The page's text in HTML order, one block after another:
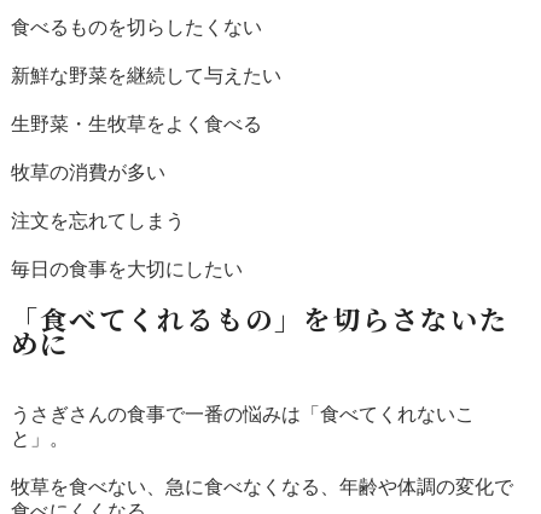
食べるものを切らしたくない
新鮮な野菜を継続して与えたい
生野菜・生牧草をよく食べる
牧草の消費が多い
注文を忘れてしまう
毎日の食事を大切にしたい
「食べてくれるもの」を切らさないた
めに
うさぎさんの食事で一番の悩みは「食べてくれないこ
と」。
牧草を食べない、急に食べなくなる、年齢や体調の変化で